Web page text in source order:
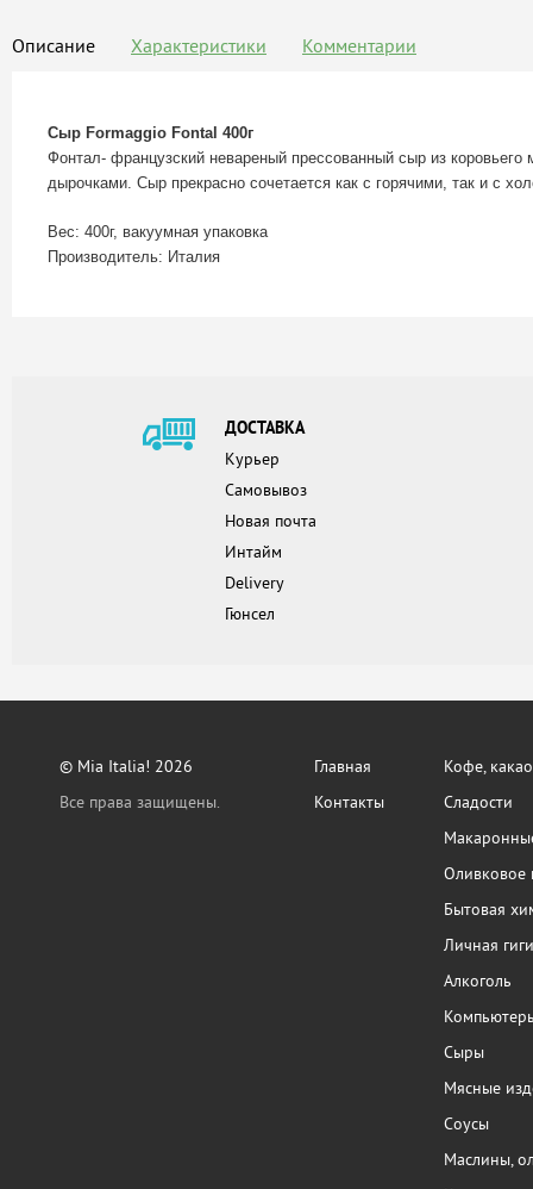
Описание Характеристики Комментарии
Сыр Formaggio Fontal 400г
Фонтал- французский невареный прессованный сыр из коровьего
дырочками. Сыр прекрасно сочетается как с горячими, так и с
Вес: 400г, вакуумная упаковка
Производитель: Италия
ДОСТАВКА
Курьер
Самовывоз
Новая почта
Интайм
Delivery
Гюнсел
© Mia Italia! 2026
Все права защищены.
Главная
Контакты
Кофе,
Сладости
Оливковое
Бытовая
Личная
Алкоголь
Сыры
Мясные
Соусы
Маслины,